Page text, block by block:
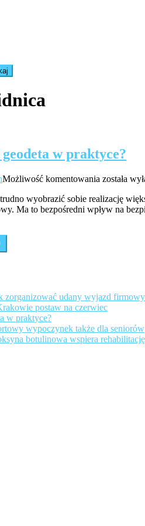
w praktyce?
Możliwość komentowania Jakie
pełni
geodeta
została
wyobrazić sobie realizację
Ma to bezpośredni wpływ na
zorganizować udany wyjazd
postaw na czerwiec
w praktyce?
wypoczynek także dla seniorów
botulinowa wspiera rehabilitację